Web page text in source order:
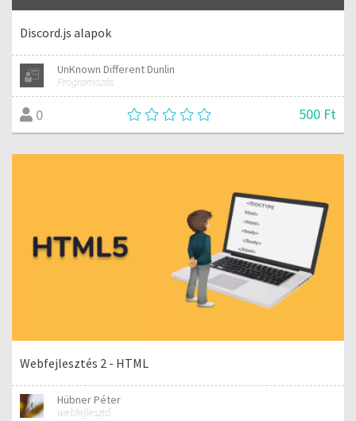
Discord.js alapok
UnKnown Different Dunlin
Programozás
0 500 Ft
Webfejlesztés 2 - HTML
Hübner Péter
webfejlesztő